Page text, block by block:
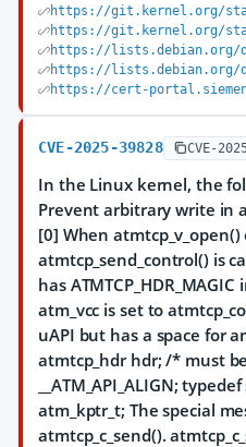
https://git.kernel.org/
https://git.kernel.org/
https://lists.debian.org/
https://lists.debian.org/
https://cert-
CVE-2025-39828 CVE-
In the Linux kernel, the
Prevent arbitrary write in
[0] When
atmtcp_send_control() is
has
atm_vcc is set to
uAPI but has a space for
atmtcp_hdr hdr; /* must
__ATM_API_ALIGN;
atm_kptr_t; The special
atmtcp_c_send().